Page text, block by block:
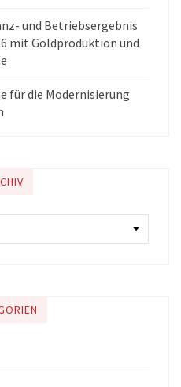
und Betriebsergebnis
mit Goldproduktion und
für die Modernisierung